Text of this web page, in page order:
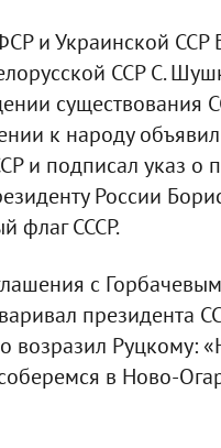
и Украинской ССР
ССР С.
существования
к народу
и подписал указ о
России
флаг СССР.
с
президента
возразил Руцкому:
в Ново-